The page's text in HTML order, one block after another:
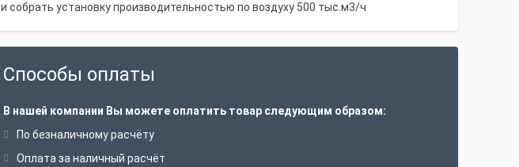
установку производительностью по воздуху 500 тыс.м3/ч
Способы оплаты
В нашей компании Вы можете оплатить товар следующим образом:
По безналичному расчёту
Оплата за наличный расчёт